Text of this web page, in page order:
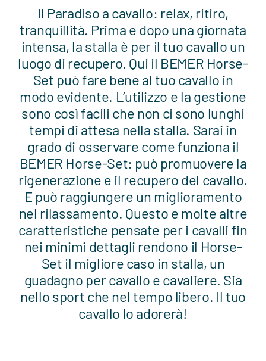
Il Paradiso a cavallo: relax, ritiro,
tranquillità. Prima e dopo una giornata
intensa, la stalla è per il tuo cavallo un
luogo di recupero. Qui il BEMER Horse-
Set può fare bene al tuo cavallo in
modo evidente. L’utilizzo e la gestione
sono così facili che non ci sono lunghi
tempi di attesa nella stalla. Sarai in
grado di osservare come funziona il
BEMER Horse-Set: può promuovere la
rigenerazione e il recupero del cavallo.
E può raggiungere un miglioramento
nel rilassamento. Questo e molte altre
caratteristiche pensate per i cavalli fin
nei minimi dettagli rendono il Horse-
Set il migliore caso in stalla, un
guadagno per cavallo e cavaliere. Sia
nello sport che nel tempo libero. Il tuo
cavallo lo adorerà!